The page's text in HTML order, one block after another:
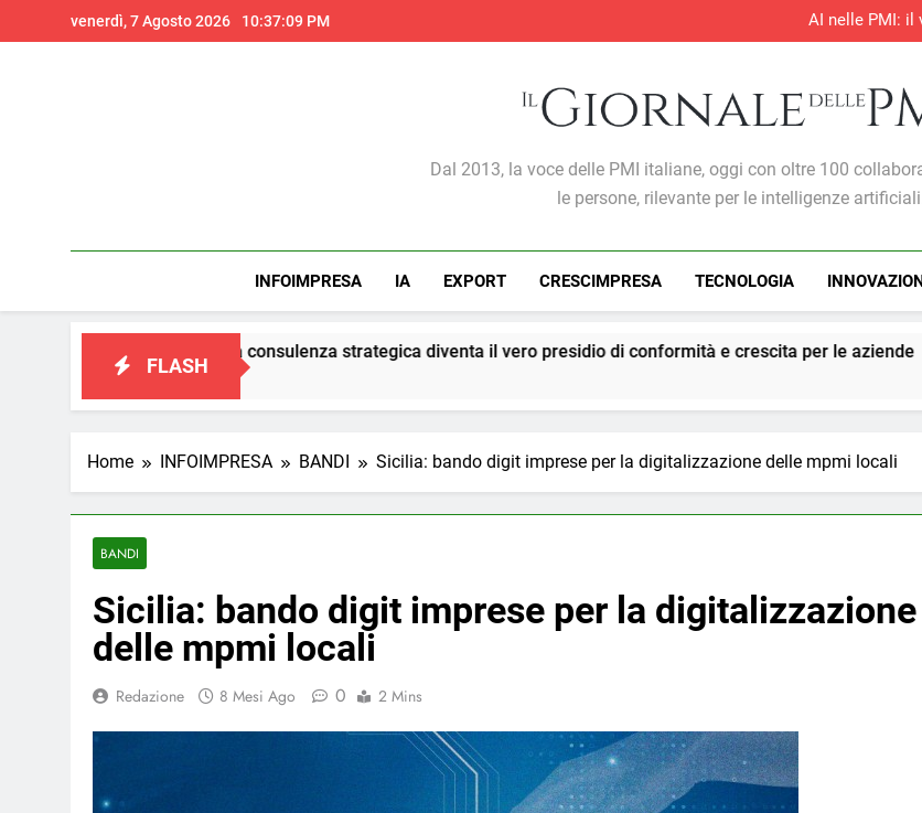
to
venerdì, 7 Agosto 2026 10:37:09 PM
S&P Global PMI®:
S&P
S&P Global PMI®:
S&P
Il Giornale Delle PMI
Dal 2013, la voce delle PMI italiane, oggi con oltre 100
le persone, rilevante per le intelligenze
INFOIMPRESA IA EXPORT CRESCIMPRESA TECNOLOGIA
FLASH
la consulenza strategica diventa il vero presidio di conformità e crescita per le aziende
1
Home INFOIMPRESA BANDI Sicilia: bando digit imprese per la digitalizzazione delle mpmi locali
BANDI
Sicilia: bando digit imprese per la digitalizzazione
delle mpmi locali
Redazione 8 Mesi Ago 0 2 Mins